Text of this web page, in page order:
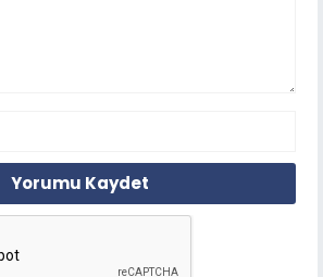
Yorumu Kaydet